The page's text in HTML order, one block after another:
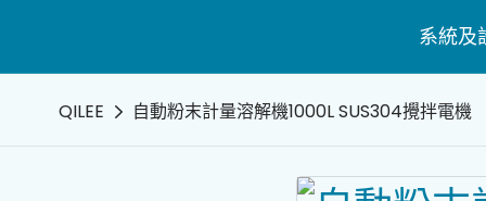
系統及
QILEE 自動粉末計量溶解機1000L SUS304攪拌電機